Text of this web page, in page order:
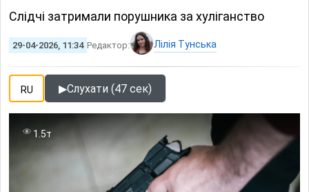
Слідчі затримали порушника за хуліганство
29-04-2026, 11:34 Редактор: Лілія Тунська
RU ▶Слухати (47 сек)
1.5т